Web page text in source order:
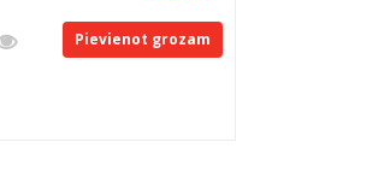
Pievienot grozam